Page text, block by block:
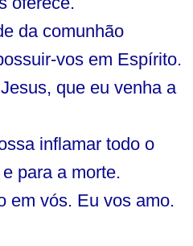
da comunhão
vos em Espírito.
que eu venha a
inflamar todo o
para a morte.
em vós. Eu vos amo.